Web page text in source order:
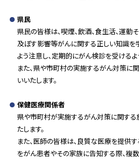
県民
県民の皆様は、喫煙、飲酒、食生活、運
及ぼす影響等がんに関する正しい知識を
よう注意し、定期的にがん検診を受けるよ
また、県や市町村の実施するがん対策に
いいたします。
保健医療関係者
県や市町村が実施するがん対策に関す
たします。
また、医師の皆様は、良質な医療を提供
をがん患者やその家族に告知する際、複